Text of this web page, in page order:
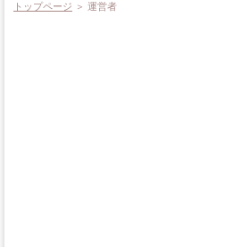
トップページ ＞ 運営者